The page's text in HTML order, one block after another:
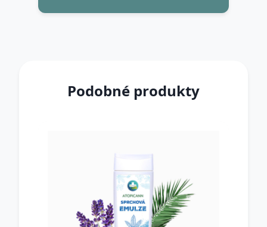
Podobné produkty